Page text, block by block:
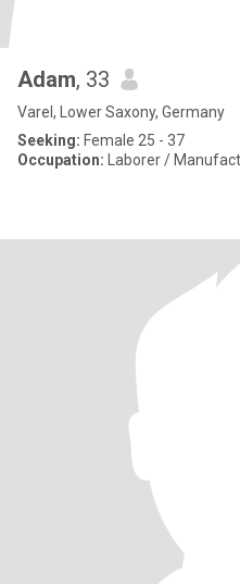
Adam, 33
Varel, Lower Saxony, Germany
Seeking: Female 25 - 37
Occupation: Laborer /